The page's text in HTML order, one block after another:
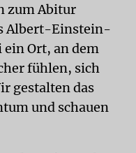
zum Abitur
Albert-Einstein-
Ort, an dem
fühlen, sich
gestalten das
und schauen